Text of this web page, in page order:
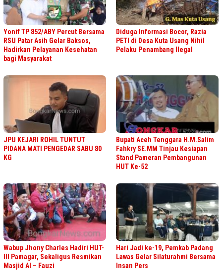
Yonif TP 852/ABY Percut Bersama
RSU Patar Asih Gelar Baksos,
Hadirkan Pelayanan Kesehatan
bagi Masyarakat
Diduga Informasi Bocor, Razia
PETI di Desa Kuta Usang Nihil
Pelaku Penambang Ilegal
JPU KEJARI ROHIL TUNTUT
PIDANA MATI PENGEDAR SABU 80
KG
Bupati Aceh Tenggara H.M.Salim
Fahkry SE.MM Tinjau Kesiapan
Stand Pameran Pembangunan
HUT Ke-52
Wabup Jhony Charles Hadiri HUT-
III Pamagar, Sekaligus Resmikan
Masjid Al – Fauzi
Hari Jadi ke-19, Pemkab Padang
Lawas Gelar Silaturahmi Bersama
Insan Pers